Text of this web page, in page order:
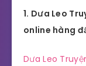
1. Dưa Leo
online hàng
Dưa Leo